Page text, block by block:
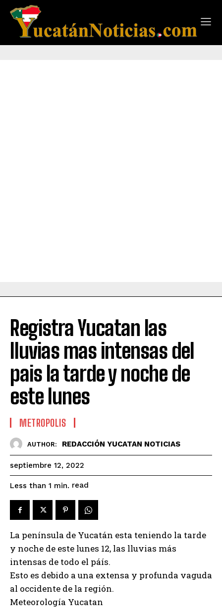
Registra Yucatan las
lluvias mas intensas del
pais la tarde y noche de
este lunes
METROPOLIS
AUTHOR: REDACCIÓN YUCATAN NOTICIAS
septiembre 12, 2022
Less than 1 min. read
La península de Yucatán esta teniendo la tarde
y noche de este lunes 12, las lluvias más
intensas de todo el páís.
Esto es debido a una extensa y profunda vaguda
al occidente de la región.
Meteorología Yucatan